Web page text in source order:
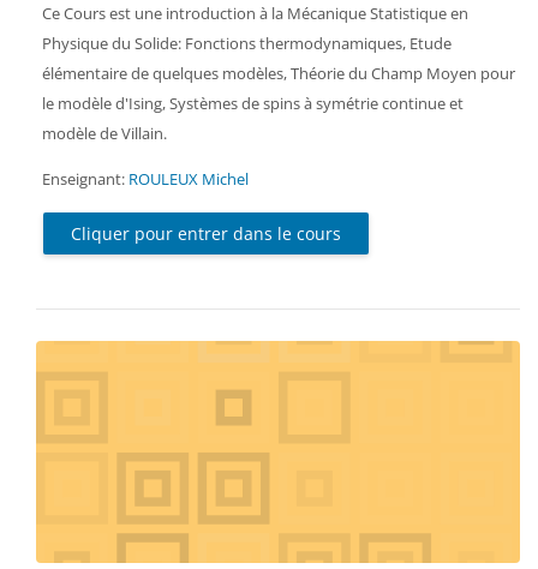
Ce Cours est une introduction à la Mécanique Statistique en
Physique du Solide: Fonctions thermodynamiques, Etude
élémentaire de quelques modèles, Théorie du Champ Moyen pour
le modèle d'Ising, Systèmes de spins à symétrie continue et
modèle de Villain.
Enseignant: ROULEUX Michel
Cliquer pour entrer dans le cours